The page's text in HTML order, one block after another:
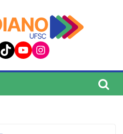
TikTokYouTube
Instagram